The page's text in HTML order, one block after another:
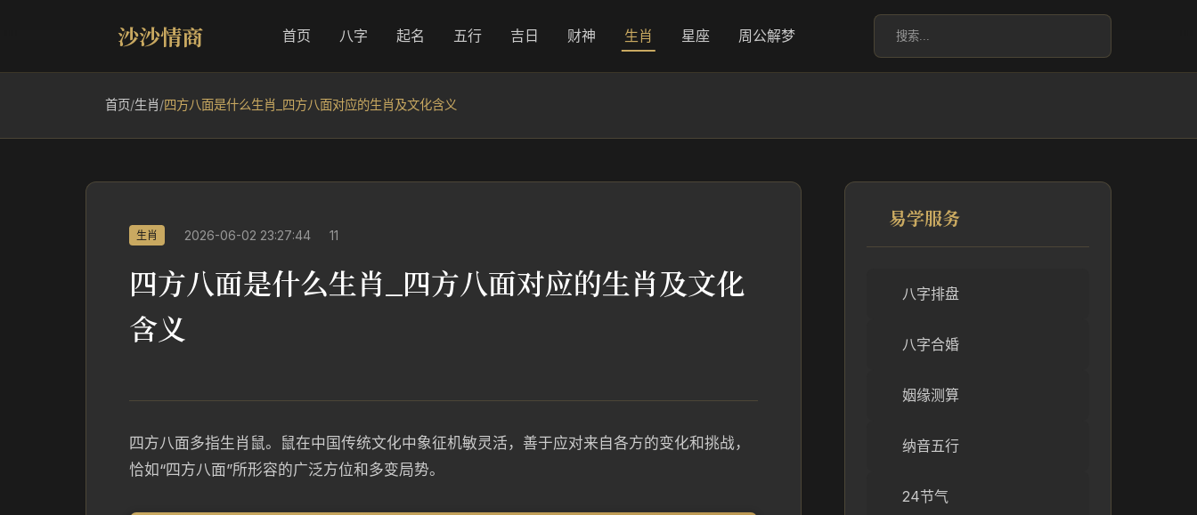
沙沙情商 首页 八字 起名 五行 吉日 财神 生肖 星座 周公解梦
首页/生肖/四方八面是什么生肖_四方八面对应的生肖及文化含义
生肖 2026-06-02 23:27:44 11
四方八面是什么生肖_四方八面对应的生肖及文化
含义
四方八面多指生肖鼠。鼠在中国传统文化中象征机敏灵活，善于应对来自各方的变化和挑战，
恰如“四方八面”所形容的广泛方位和多变局势。
易学服务
八字排盘
八字合婚
姻缘测算
纳音五行
24节气